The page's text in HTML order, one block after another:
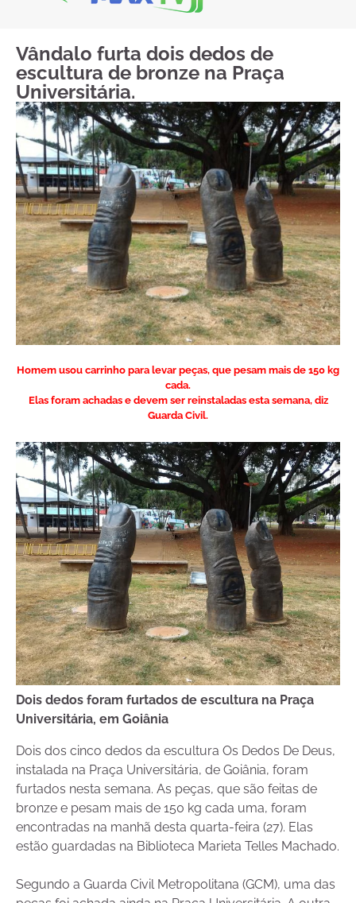
Vândalo furta dois dedos de
escultura de bronze na Praça
Universitária.
Homem usou carrinho para levar peças, que pesam mais de 150 kg
cada.
Elas foram achadas e devem ser reinstaladas esta semana, diz
Guarda Civil.
Dois dedos foram furtados de escultura na Praça
Universitária, em Goiânia
Dois dos cinco dedos da escultura Os Dedos De Deus,
instalada na Praça Universitária, de Goiânia, foram
furtados nesta semana. As peças, que são feitas de
bronze e pesam mais de 150 kg cada uma, foram
encontradas na manhã desta quarta-feira (27). Elas
estão guardadas na Biblioteca Marieta Telles Machado.
Segundo a Guarda Civil Metropolitana (GCM), uma das